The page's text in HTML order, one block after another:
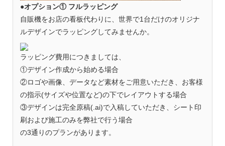
●オプション① フルラッピング
自販機をお店の看板代わりに、世界で1台だけのオリジナ
ルデザインでラッピングしてみませんか。
ラッピング費用につきましては、
①デザイン作成から始める場合
②ロゴや画像、データなど素材をご用意いただき、お客様
の指示(サイズや位置など)の下でレイアウトする場合
③デザインは完全原稿(.ai)で入稿していただき、シート印
刷および施工のみを弊社で行う場合
の3通りのプランがあります。